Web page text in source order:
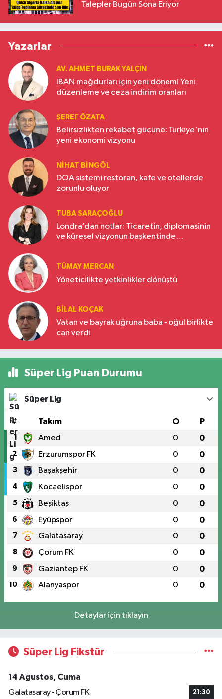
Talepler Bugün Sona Eriyor
Yazarlar
AV. AHMET BURAK YALÇIN
IBAN mağdurları için yeni dönem! Yeni
düzenleme ve ceza indirim oranları
ŞEREF ÖZATA
Belirsizlikten rekabet gücüne: Türkiye'nin
yeni ekonomi vizyonu
NIHAT BINGÖL
DOA sistemi restoran, kafe ve otellerde
zorunlu oluyor
TUBA SARAÇOĞLU
Londra’dan notlar: Ticaretin, diplomasinin
ve küresel vizyonun başkentinde
TÜMAY MERCAN
Yöneticilikte yetkinlikler dönüştü
BILAL KOÇAK
Vatan ve bayrak uğruna baba - oğul birlikte
can verdi
Süper Lig Puan Durumu
Süper Lig
# Takım O P
1 Amed 0 0
2 Erzurumspor FK 0 0
3 Başakşehir 0 0
4 Kocaelispor 0 0
5 Beşiktaş 0 0
6 Eyüpspor 0 0
7 Galatasaray 0 0
8 Çorum FK 0 0
9 Gaziantep FK 0 0
10 Alanyaspor 0 0
Detaylar için tıklayın
Süper Lig Fikstür
14 Ağustos, Cuma
Galatasaray - Çorum FK
21:30